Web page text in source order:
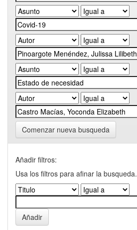
Comenzar nueva busqueda
Añadir filtros:
Usa los filtros para afinar la busqueda.